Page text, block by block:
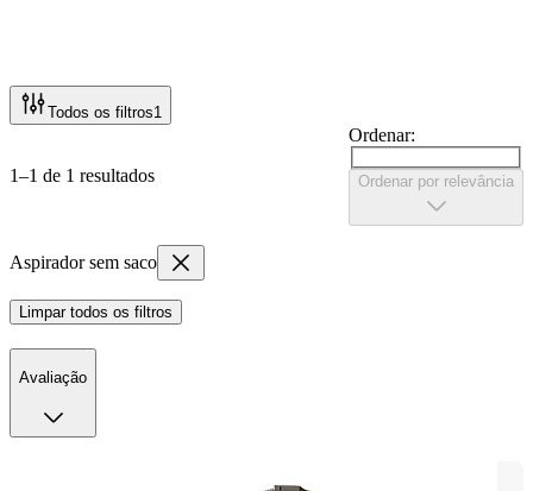
Todos os filtros1
1–1 de 1 resultados
Ordenar:
Ordenar por relevância
Aspirador sem saco
Limpar todos os filtros
Avaliação